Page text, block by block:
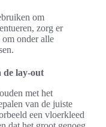
om
zorg er
onder alle
de lay-out
met het
van de juiste
een vloerkleed